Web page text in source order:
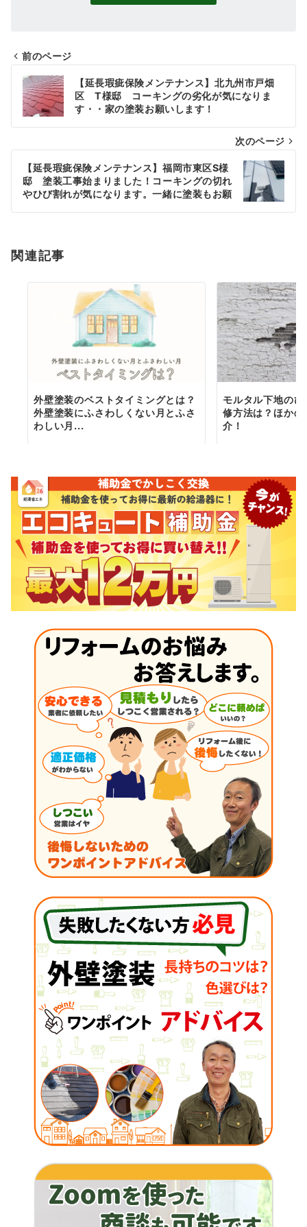
投
稿
ナ
ビ
ー
シ
ン
前のページ
【延長瑕疵保険メンテナンス】北九州市戸畑
区 T様邸 コーキングの劣化が気になりま
す・・家の塗装お願いします！
次のページ
【延長瑕疵保険メンテナンス】福岡市東区S様
邸 塗装工事始まりました！コーキングの切れ
やひび割れが気になります。一緒に塗装もお願
関連記事
外壁塗装のベストタイミングとは？
外壁塗装にふさわしくない月とふさ
わしい月...
モルタル下地の
修方法は？ほか
介！